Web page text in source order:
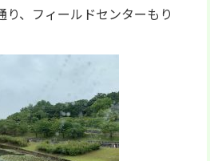
り、フィールドセンターもり